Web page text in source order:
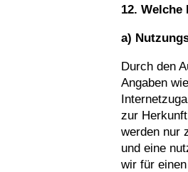
12.
a)
Durch den
Angaben
zur
werden nur
und eine
wir für